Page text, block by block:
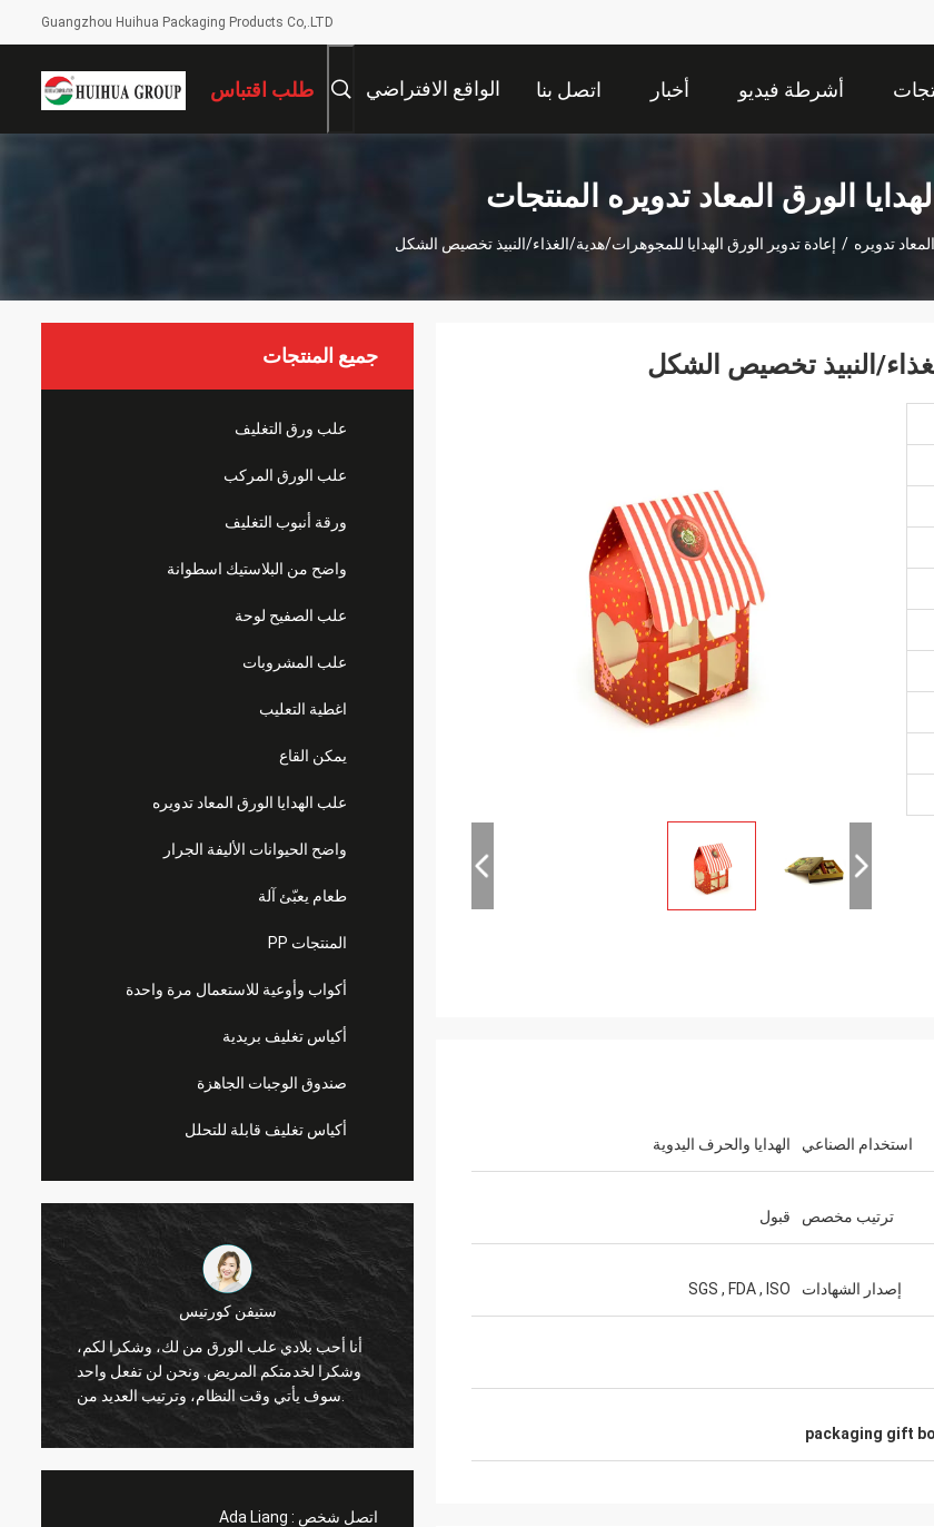
Guangzhou Huihua Packaging Products Co,.LTD
أشرطة فيديو أخبار اتصل بنا الواقع الافتراضي طلب اقتباس
الورق المعاد تدويره المنتجات
تدويره / إعادة تدوير الورق الهدايا للمجوهرات/هدية/الغذاء/النبيذ تخصيص الشكل
جميع المنتجات
علب ورق التغليف
علب الورق المركب
ورقة أنبوب التغليف
واضح من البلاستيك اسطوانة
علب الصفيح لوحة
علب المشروبات
اغطية التعليب
يمكن القاع
علب الهدايا الورق المعاد تدويره
واضح الحيوانات الأليفة الجرار
طعام يعبّئ آلة
المنتجات PP
أكواب وأوعية للاستعمال مرة واحدة
أكياس تغليف بريدية
صندوق الوجبات الجاهزة
أكياس تغليف قابلة للتحلل
ليندا باري
رقائق يمكن جيد، ورقائق بلدي تبيع بشكل جيد
للغاية الآن. وسأطلعكم على اتصال.
ميشيل
اتصل شخص : Ada Liang
النبيذ تخصيص الشكل
استخدام الصناعي الهدايا والحرف اليدوية
ترتيب مخصص قبول
إصدار الشهادات SGS , FDA , ISO
packaging gift